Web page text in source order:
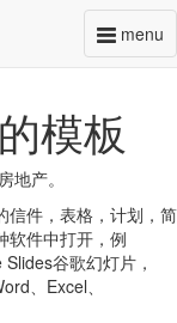
menu
模板
地产。
信件，表格，计划，简
软件中打开，例
谷歌幻灯片，
、Excel、